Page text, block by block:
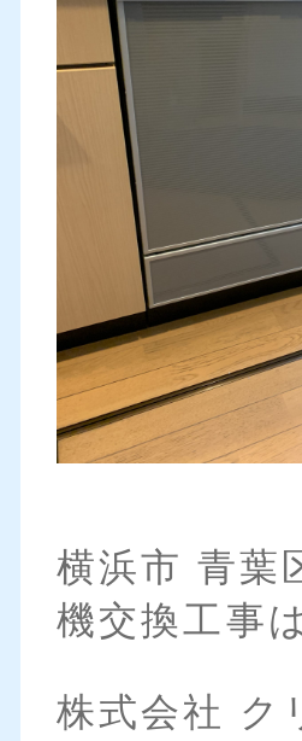
横浜市 青葉
機交換工事は
株式会社 ク